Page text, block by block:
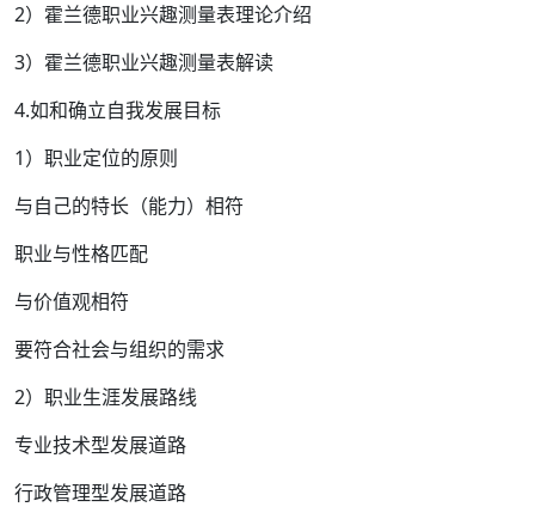
2）霍兰德职业兴趣测量表理论介绍
3）霍兰德职业兴趣测量表解读
4.如和确立自我发展目标
1）职业定位的原则
与自己的特长（能力）相符
职业与性格匹配
与价值观相符
要符合社会与组织的需求
2）职业生涯发展路线
专业技术型发展道路
行政管理型发展道路